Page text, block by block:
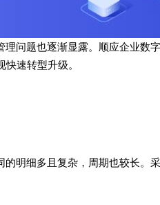
问题也逐渐显露。顺应企业数
速转型升级。
明细多且复杂，周期也较长。